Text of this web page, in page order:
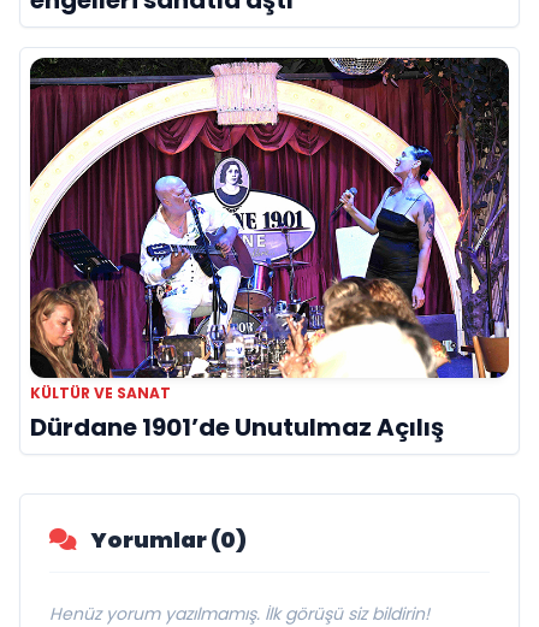
KÜLTÜR VE SANAT
Dürdane 1901’de Unutulmaz Açılış
Yorumlar (0)
Henüz yorum yazılmamış. İlk görüşü siz bildirin!